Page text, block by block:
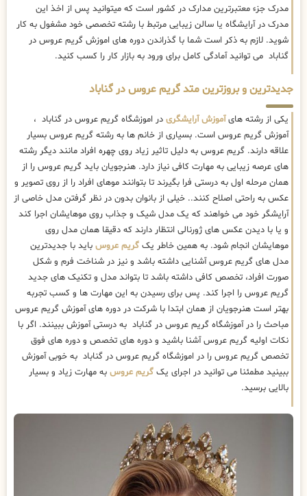
مدرک جزء معتبرترین مدارک در کشور است که میتوانید پس از اخذ این
مدرک در آرایشگاه یا سالن زیبایی مرتبط با رشته تخصصی خود مشغول به کار
شوید. لازم به ذکر است شما با گذراندن دوره های اموزش گریم عروس در
گناباد می توانید آمادگی کامل برای ورود به بازار کار را کسب کنید.
جدیدترین و بروزترین متد گریم عروس در گناباد
یکی از رشته هایآموزش آرایشگری در اموزشگاه گریم عروس در گناباد ،
آموزش گریم عروس است. بسیاری از خانم ها به رشته گریم عروس بسیار
علاقه دارند. گریم عروس به دلیل تاثیر زیاد روی چهره افراد مانند دیگر رشته
های عرصه زیبایی به مهارت کافی نیاز دارد. هنرجویان باید گریم عروس را از
همان مرحله اول به درستی فرا بگیرند تا بتوانند موهای افراد را از روی تصویر و
عکس به راحتی اصلاح کنند.. خیلی از بانوان بدون در نظر گرفتن مدل خاصی از
آرایشگر خود می خواهند که یک مدل شیک و جذاب روی موهایشان اجرا کند
و یا با دیدن عکس های ژورنالی انتظار دارند که دقیقا همان مدل روی
موهایشان انجام شود. به همین خاطر یک گریم عروس باید با جدیدترین
مدل های گریم عروس آشنایی داشته باشد و نیز در شناخت فرم و شکل
صورت افراد، تخصص کافی داشته باشد تا بتواند مدل و تکنیک های جدید
گریم عروس را اجرا کند. پس برای رسیدن به این مهارت ها و کسب تجربه
بهتر است هنرجویان از همان ابتدا با شرکت در دوره های آموزش گریم عروس
مباحث را در آموزشگاه گریم عروس در گناباد به درستی آموزش ببینند. اگر با
نکات اولیه گریم عروس آشنا باشید و دوره های تخصص و دوره های فوق
تخصص گریم عروس را در اموزشگاه گریم عروس در گناباد به خوبی آموزش
ببینید مطمئنا می توانید در اجرای یک گریم عروس به مهارت زیاد و بسیار
بالایی برسید.